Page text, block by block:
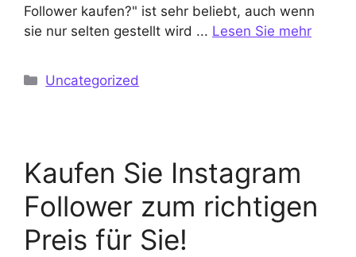
Follower kaufen?" ist sehr beliebt, auch wenn
sie nur selten gestellt wird ... Lesen Sie mehr
Kategorien
Uncategorized
Kaufen Sie Instagram
Follower zum richtigen
Preis für Sie!